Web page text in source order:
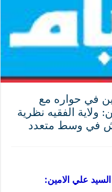
جماعاتنا، بل الإنصهار الوطني والدولة
لا تأتي المضرة من مسيحية النظام
القيم و المبادئ الانسانية التي تجعل
في حواره مع
ولاية الفقيه نظرية
في وسط متعدد
السيد علي الامين: